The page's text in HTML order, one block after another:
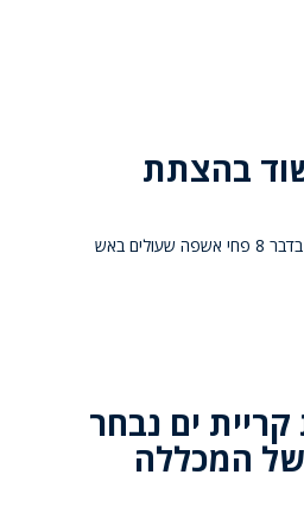
בהצתת
המשטרה פתחה בחקירה בסוף השבוע, עם קבלת דיווח בדבר 8 פחי אשפה שעולים באש
ים נבחר
של המכללה